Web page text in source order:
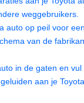
weggebruikers.
auto op peil voor
van de
in de gaten en
aan je